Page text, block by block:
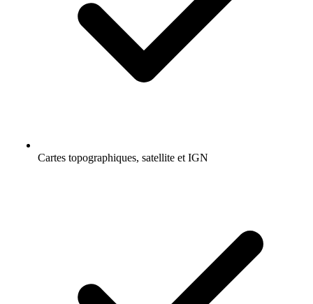
Cartes topographiques, satellite et IGN